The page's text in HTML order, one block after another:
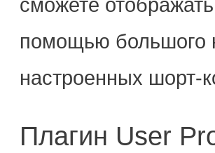
сможете
помощью большого
настроенных шорт-
Плагин User